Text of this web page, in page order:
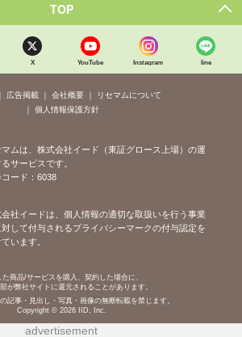
TOP
X YouTube Instagram line
広告掲載 会社概要
リセマムについて
個人情報保護方針
マムは、株式会社イード（東証グロース上場）の運
サービスです。
ード：6038
会社イードは、個人情報の適切な取扱いを行う事業
して付与されるプライバシーマークの付与認定を
います。
た商品/サービスを購入、契約した場合に、
が弊社サイトに還元されることがあります。
記事・見出し・写真・画像の無断転載を禁じます。
Copyright © 2026 IID, Inc.
advertisement